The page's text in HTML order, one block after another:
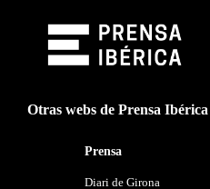
Otras webs de Prensa
Prensa
Diari de Girona